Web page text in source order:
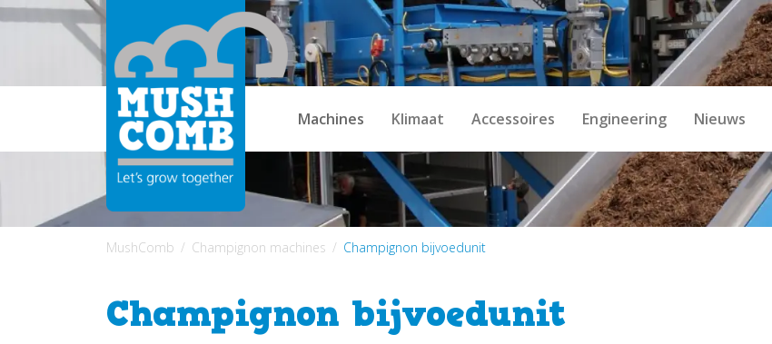
Machines Klimaat Accessoires Engineering Nieuws
MushComb Champignon machines Champignon bijvoedunit
Champignon bijvoedunit